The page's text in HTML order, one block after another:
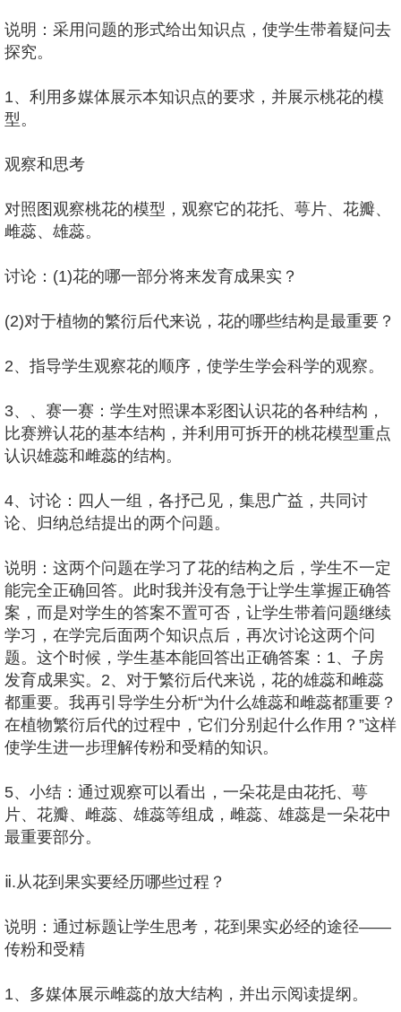
说明：采用问题的形式给出知识点，使学生带着疑问去
探究。
1、利用多媒体展示本知识点的要求，并展示桃花的模
型。
观察和思考
对照图观察桃花的模型，观察它的花托、萼片、花瓣、
雌蕊、雄蕊。
讨论：(1)花的哪一部分将来发育成果实？
(2)对于植物的繁衍后代来说，花的哪些结构是最重要？
2、指导学生观察花的顺序，使学生学会科学的观察。
3、、赛一赛：学生对照课本彩图认识花的各种结构，
比赛辨认花的基本结构，并利用可拆开的桃花模型重点
认识雄蕊和雌蕊的结构。
4、讨论：四人一组，各抒己见，集思广益，共同讨
论、归纳总结提出的两个问题。
说明：这两个问题在学习了花的结构之后，学生不一定
能完全正确回答。此时我并没有急于让学生掌握正确答
案，而是对学生的答案不置可否，让学生带着问题继续
学习，在学完后面两个知识点后，再次讨论这两个问
题。这个时候，学生基本能回答出正确答案：1、子房
发育成果实。2、对于繁衍后代来说，花的雄蕊和雌蕊
都重要。我再引导学生分析“为什么雄蕊和雌蕊都重要？
在植物繁衍后代的过程中，它们分别起什么作用？”这样
使学生进一步理解传粉和受精的知识。
5、小结：通过观察可以看出，一朵花是由花托、萼
片、花瓣、雌蕊、雄蕊等组成，雌蕊、雄蕊是一朵花中
最重要部分。
ⅱ.从花到果实要经历哪些过程？
说明：通过标题让学生思考，花到果实必经的途径——
传粉和受精
1、多媒体展示雌蕊的放大结构，并出示阅读提纲。